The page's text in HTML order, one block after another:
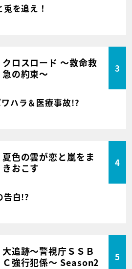
を追え！
クロスロード ～救命救
急の約束～
3
ハラ＆医療事故!?
夏色の雲が恋と嵐をま
きおこす
4
告白!?
大追跡～警視庁ＳＳＢ
Ｃ強行犯係～ Season2
5